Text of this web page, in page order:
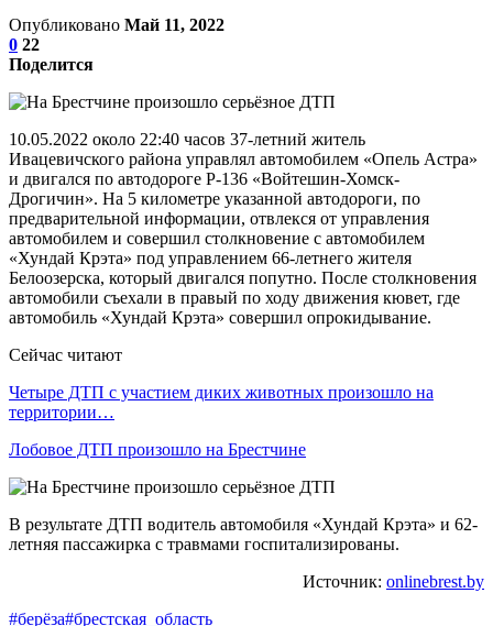
Опубликовано Май 11, 2022
0 22
Поделится
10.05.2022 около 22:40 часов 37-летний житель
Ивацевичского района управлял автомобилем «Опель Астра»
и двигался по автодороге Р-136 «Войтешин-Хомск-
Дрогичин». На 5 километре указанной автодороги, по
предварительной информации, отвлекся от управления
автомобилем и совершил столкновение с автомобилем
«Хундай Крэта» под управлением 66-летнего жителя
Белоозерска, который двигался попутно. После столкновения
автомобили съехали в правый по ходу движения кювет, где
автомобиль «Хундай Крэта» совершил опрокидывание.
Сейчас читают
Четыре ДТП с участием диких животных произошло на
территории…
Лобовое ДТП произошло на Брестчине
В результате ДТП водитель автомобиля «Хундай Крэта» и 62-
летняя пассажирка с травмами госпитализированы.
Источник: onlinebrest.by
#берёза#брестская_область